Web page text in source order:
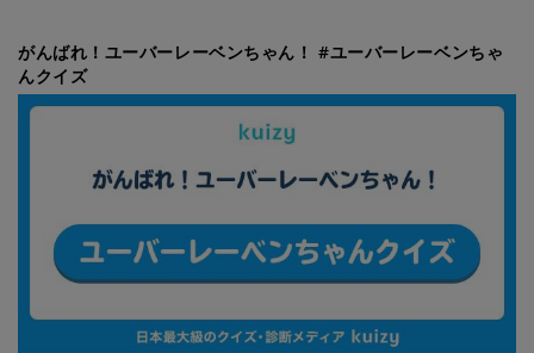
がんばれ！ユーバーレーベンちゃん！ #ユーバーレーベンちゃ
んクイズ